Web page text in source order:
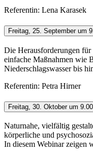
Referentin: Lena Karasek
Freitag, 25. September um
Die Herausforderungen
einfache Maßnahmen wie
Niederschlagswasser bis
Referentin: Petra Hirner
Freitag, 30. Oktober um
Naturnahe, vielfältig
körperliche und
In diesem Webinar zeigen